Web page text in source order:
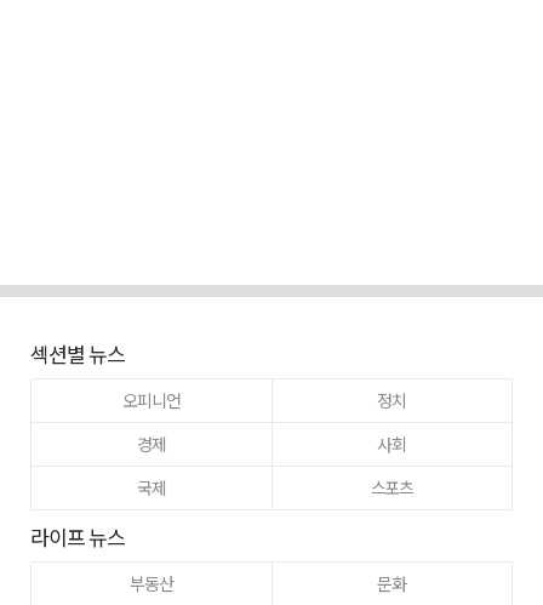
섹션별 뉴스
오피니언
정치
경제
사회
국제
스포츠
라이프 뉴스
부동산 문화